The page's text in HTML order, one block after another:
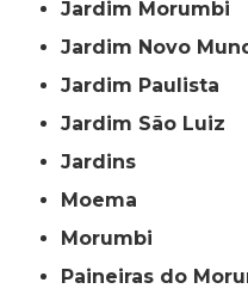
Jardim Morumbi
Jardim Novo
Jardim Paulista
Jardim São Luiz
Jardins
Moema
Morumbi
Paineiras do